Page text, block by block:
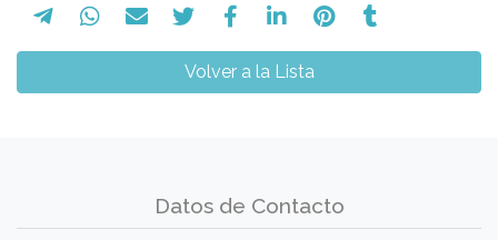
Volver a la Lista
Datos de Contacto